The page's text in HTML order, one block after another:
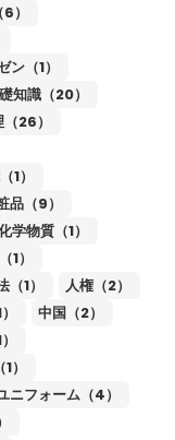
）
（1）
知識（20）
26）
1）
品（9）
学物質（1）
1）
1）
人権（2）
中国（2）
）
ニフォーム（4）